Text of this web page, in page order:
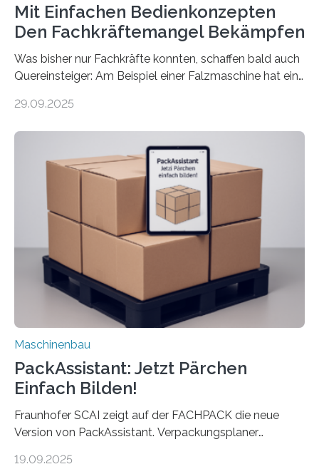
Mit Einfachen Bedienkonzepten
Den Fachkräftemangel Bekämpfen
Was bisher nur Fachkräfte konnten, schaffen bald auch
Quereinsteiger: Am Beispiel einer Falzmaschine hat ein
Mensch-Maschine-Schnittstelle so sehr vereinfacht,
Die zugrunde liegende Methodik lässt sich auf alle
anderen Maschinen übertragen. Eine Falzmaschine
umzurüsten ist ein Job für echte Profis. Eine solche
Maschine faltet in Druckereien Broschüren, Prospekte,
Landkarten und vieles mehr – mehrere Zehntausend
Exemplare pro Stunde. Je nach Maschinentyp und
Auftrag kann das Umrüsten…
29.09.2025
Maschinenbau
PackAssistant: Jetzt Pärchen
Einfach Bilden!
Fraunhofer SCAI zeigt auf der FACHPACK die neue
Version von PackAssistant. Verpackungsplaner
Automobil, Maschinenbau und in der Zulieferindustrie.
19.09.2025